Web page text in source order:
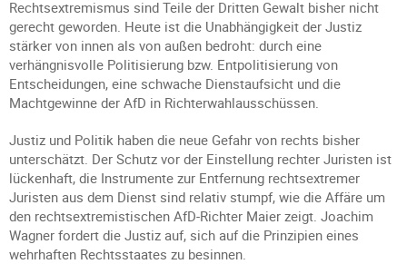
Rechtsextremismus sind Teile der Dritten Gewalt bisher nicht
gerecht geworden. Heute ist die Unabhängigkeit der Justiz
stärker von innen als von außen bedroht: durch eine
verhängnisvolle Politisierung bzw. Entpolitisierung von
Entscheidungen, eine schwache Dienstaufsicht und die
Machtgewinne der AfD in Richterwahlausschüssen.
Justiz und Politik haben die neue Gefahr von rechts bisher
unterschätzt. Der Schutz vor der Einstellung rechter Juristen ist
lückenhaft, die Instrumente zur Entfernung rechtsextremer
Juristen aus dem Dienst sind relativ stumpf, wie die Affäre um
den rechtsextremistischen AfD-Richter Maier zeigt. Joachim
Wagner fordert die Justiz auf, sich auf die Prinzipien eines
wehrhaften Rechtsstaates zu besinnen.